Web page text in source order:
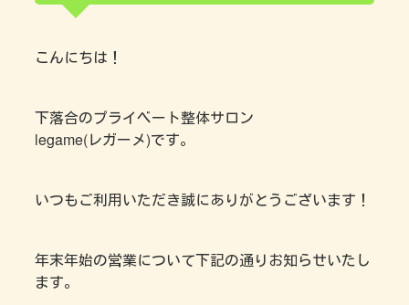
こんにちは！
下落合のプライベート整体サロン
legame(レガーメ)です。
いつもご利用いただき誠にありがとうございます！
年末年始の営業について下記の通りお知らせいたし
ます。